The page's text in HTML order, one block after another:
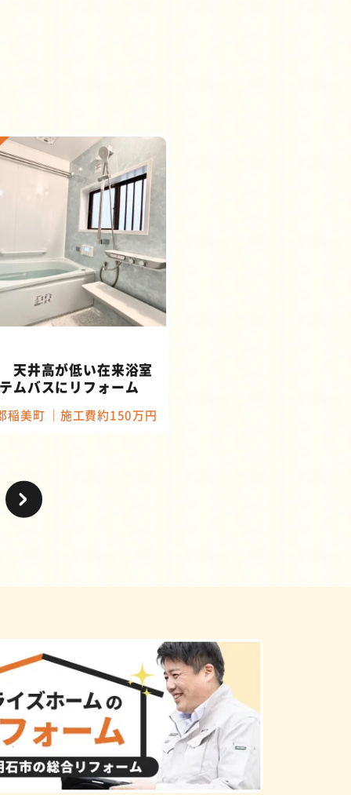
天井高が低い在来浴室
ムバスにリフォーム
稲美町 施工費約150万円